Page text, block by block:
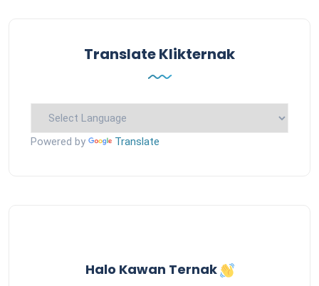
Translate Klikternak
Powered by Translate
Halo Kawan Ternak